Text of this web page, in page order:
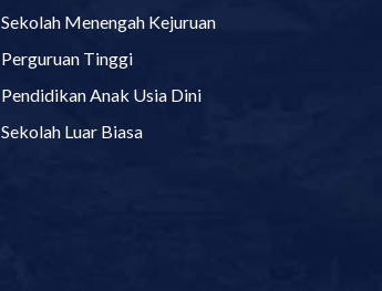
Sekolah Menengah Kejuruan
Perguruan Tinggi
Pendidikan Anak Usia Dini
Sekolah Luar Biasa